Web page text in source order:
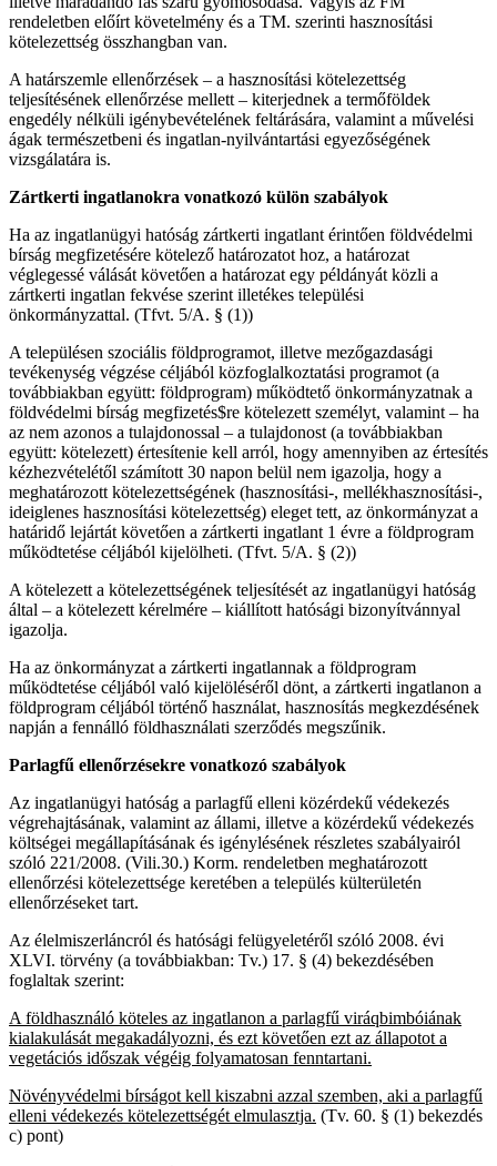
rendeletben előírt követelmény és a TM. szerinti hasznosítási
kötelezettség összhangban van.
A határszemle ellenőrzések – a hasznosítási kötelezettség
teljesítésének ellenőrzése mellett – kiterjednek a termőföldek
engedély nélküli igénybevételének feltárására, valamint a művelési
ágak természetbeni és ingatlan-nyilvántartási egyezőségének
vizsgálatára is.
Zártkerti ingatlanokra vonatkozó külön szabályok
Ha az ingatlanügyi hatóság zártkerti ingatlant érintően földvédelmi
bírság megfizetésére kötelező határozatot hoz, a határozat
véglegessé válását követően a határozat egy példányát közli a
zártkerti ingatlan fekvése szerint illetékes települési
önkormányzattal. (Tfvt. 5/A. § (1))
A településen szociális földprogramot, illetve mezőgazdasági
tevékenység végzése céljából közfoglalkoztatási programot (a
továbbiakban együtt: földprogram) működtető önkormányzatnak a
földvédelmi bírság megfizetés$re kötelezett személyt, valamint – ha
az nem azonos a tulajdonossal – a tulajdonost (a továbbiakban
együtt: kötelezett) értesítenie kell arról, hogy amennyiben az értesítés
kézhezvételétől számított 30 napon belül nem igazolja, hogy a
meghatározott kötelezettségének (hasznosítási-, mellékhasznosítási-,
ideiglenes hasznosítási kötelezettség) eleget tett, az önkormányzat a
határidő lejártát követően a zártkerti ingatlant 1 évre a földprogram
működtetése céljából kijelölheti. (Tfvt. 5/A. § (2))
A kötelezett a kötelezettségének teljesítését az ingatlanügyi hatóság
által – a kötelezett kérelmére – kiállított hatósági bizonyítvánnyal
igazolja.
Ha az önkormányzat a zártkerti ingatlannak a földprogram
működtetése céljából való kijelöléséről dönt, a zártkerti ingatlanon a
földprogram céljából történő használat, hasznosítás megkezdésének
napján a fennálló földhasználati szerződés megszűnik.
Parlagfű ellenőrzésekre vonatkozó szabályok
Az ingatlanügyi hatóság a parlagfű elleni közérdekű védekezés
végrehajtásának, valamint az állami, illetve a közérdekű védekezés
költségei megállapításának és igénylésének részletes szabályairól
szóló 221/2008. (Vili.30.) Korm. rendeletben meghatározott
ellenőrzési kötelezettsége keretében a település külterületén
ellenőrzéseket tart.
Az élelmiszerláncról és hatósági felügyeletéről szóló 2008. évi
XLVI. törvény (a továbbiakban: Tv.) 17. § (4) bekezdésében
foglaltak szerint:
A földhasználó köteles az ingatlanon a parlagfű viráqbimbóiának
kialakulását megakadályozni, és ezt követően ezt az állapotot a
vegetációs időszak végéig folyamatosan fenntartani.
Növényvédelmi bírságot kell kiszabni azzal szemben, aki a parlagfű
elleni védekezés kötelezettségét elmulasztja. (Tv. 60. § (1) bekezdés
c) pont)